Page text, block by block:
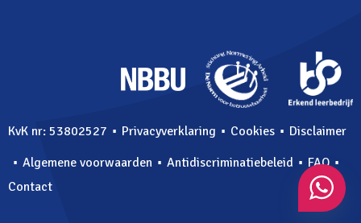
KvK nr: 53802527 ⋅ Privacyverklaring ⋅ Cookies ⋅ Disclaimer
⋅ Algemene voorwaarden ⋅ Antidiscriminatiebeleid ⋅ FAQ ⋅
Contact